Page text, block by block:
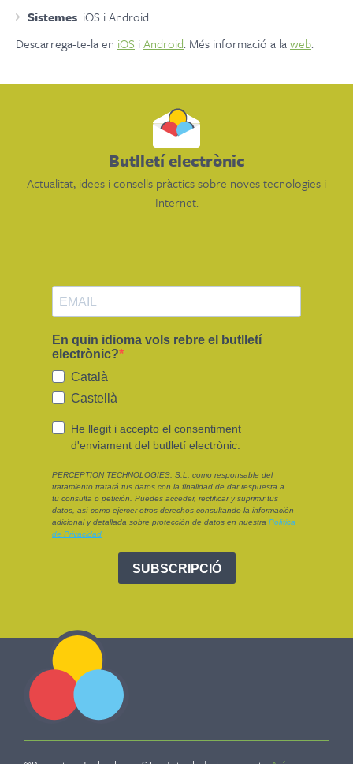
Sistemes: iOS i Android
Descarrega-te-la en iOS iAndroid. Més informació a laweb.
Butlletí electrònic
Actualitat, idees i consells pràctics sobre noves tecnologies i
Internet.